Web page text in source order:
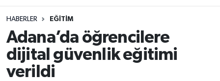
HABERLER EĞITIM
Adana’da öğrencilere
dijital güvenlik eğitimi
verildi
Bilim & Teknoloji
Bölge
EĞİTİM
Antalya Namaz Vakitleri
Antalya Trafik Yoğunluk Haritası
Süper Lig Puan Durumu ve Fikstür